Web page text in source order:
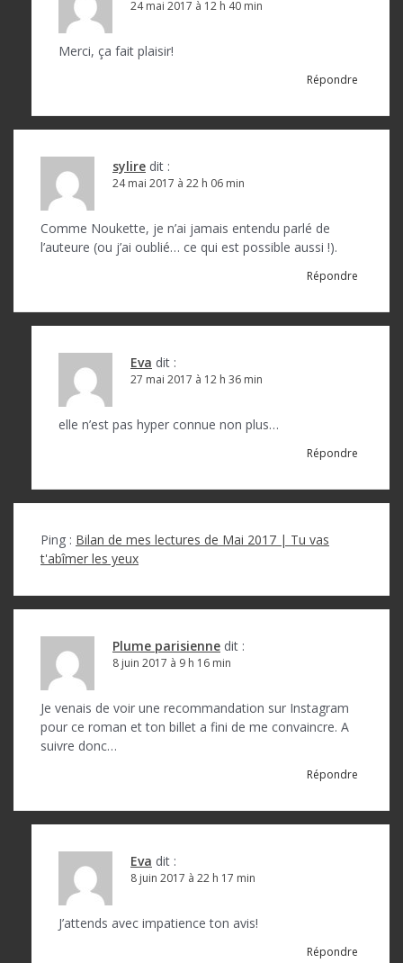
24 mai 2017 à 12 h 40 min
Merci, ça fait plaisir!
Répondre
sylire dit :
24 mai 2017 à 22 h 06 min
Comme Noukette, je n’ai jamais entendu parlé de
l’auteure (ou j’ai oublié… ce qui est possible aussi !).
Répondre
Eva dit :
27 mai 2017 à 12 h 36 min
elle n’est pas hyper connue non plus…
Répondre
Ping : Bilan de mes lectures de Mai 2017 | Tu vas
t'abîmer les yeux
Plume parisienne dit :
8 juin 2017 à 9 h 16 min
Je venais de voir une recommandation sur Instagram
pour ce roman et ton billet a fini de me convaincre. A
suivre donc…
Répondre
Eva dit :
8 juin 2017 à 22 h 17 min
J’attends avec impatience ton avis!
Répondre